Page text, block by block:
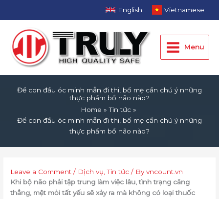
English Vietnamese
MenuMenu
Để con đầu óc minh mẫn đi thi, bố mẹ cần chú ý những
thực phẩm bổ não nào?
Home
Tin tức
Để con đầu óc minh mẫn đi thi, bố mẹ cần chú ý những
thực phẩm bổ não nào?
Leave a Comment / Dịch vụ,Tin tức / Byvncount.vn
Khi bộ não phải tập trung làm việc lâu, tình trạng căng
thẳng, mệt mỏi tất yếu sẽ xảy ra mà không có loại thuốc